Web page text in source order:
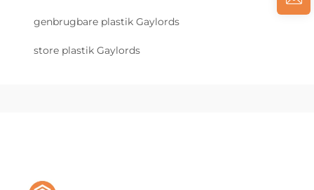
genbrugbare plastik Gaylords
store plastik Gaylords